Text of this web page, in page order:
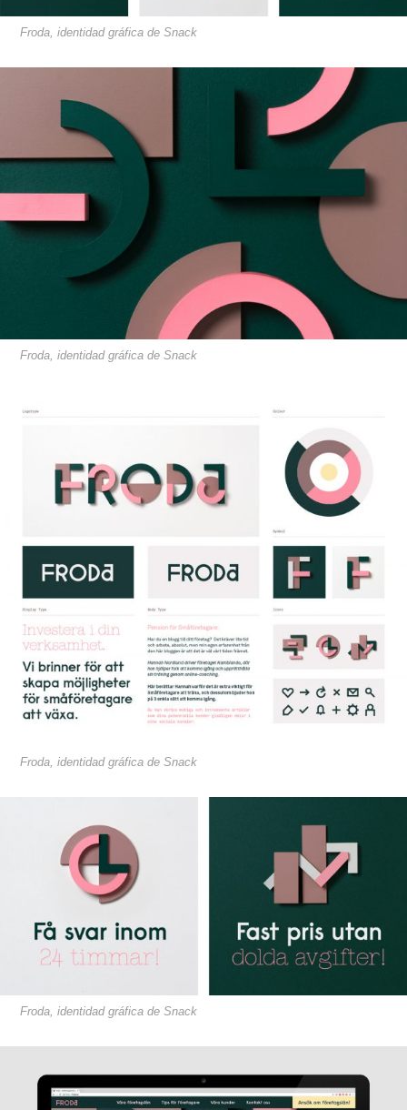
Froda, identidad gráfica de Snack
Froda, identidad gráfica de Snack
Froda, identidad gráfica de Snack
Froda, identidad gráfica de Snack